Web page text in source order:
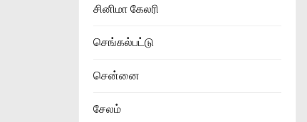
சினிமா கேலரி
செங்கல்பட்டு
சென்னை
சேலம்